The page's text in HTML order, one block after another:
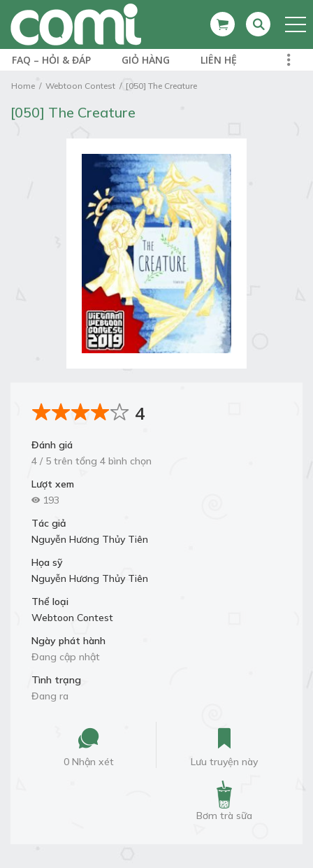
FAQ – HỎI & ĐÁP GIỎ HÀNG LIÊN HỆ
Home Webtoon Contest [050] The Creature
[050] The Creature
4
Đánh giá
4 / 5 trên tổng 4 bình chọn
Lượt xem
193
Tác giả
Nguyễn Hương Thủy Tiên
Họa sỹ
Nguyễn Hương Thủy Tiên
Thể loại
Webtoon Contest
Ngày phát hành
Đang cập nhật
Tình trạng
Đang ra
0 Nhận xét Lưu truyện này
Bơm trà sữa